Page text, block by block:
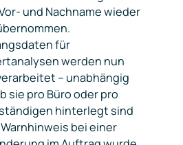
und Nachname wieder
für
werden nun
– unabhängig
sie pro Büro oder pro
hinterlegt sind
bei einer